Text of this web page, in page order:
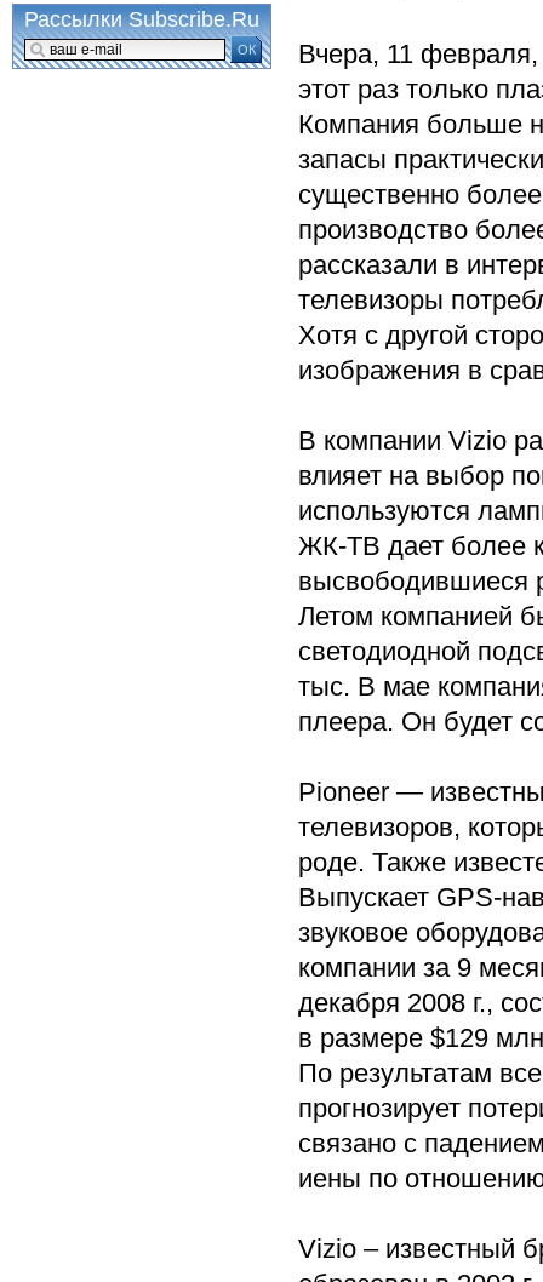
Вчера, 11
этот раз только
Компания больше
запасы
существенно
производство
рассказали в
телевизоры
Хотя с другой
изображения в
В компании Vizio
влияет на выбор
используются
ЖК-ТВ дает более
высвободившиеся
Летом компанией
светодиодной
тыс. В мае
плеера. Он будет
Pioneer —
телевизоров,
роде. Также
Выпускает GPS-
звуковое
компании за 9
декабря 2008 г.,
в размере $129
По результатам
прогнозирует
связано с
иены по
Vizio – известный
Рассылки Subscribe.Ru
ОК